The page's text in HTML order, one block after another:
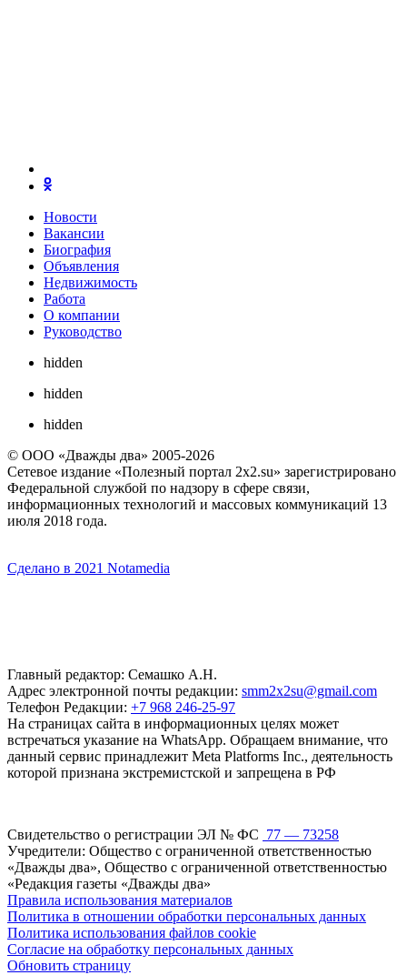
Новости
Вакансии
Биография
Объявления
Недвижимость
Работа
О компании
Руководство
hidden
hidden
hidden
© ООО «Дважды два» 2005-2026
Сетевое издание «Полезный портал 2x2.su» зарегистрировано
Федеральной службой по надзору в сфере связи,
информационных технологий и массовых коммуникаций 13
июля 2018 года.
Сделано в 2021 Notamedia
Главный редактор: Семашко А.Н.
Адрес электронной почты редакции: smm2x2su@gmail.com
Телефон Редакции: +7 968 246-25-97
На страницах сайта в информационных целях может
встречаться указание на WhatsApp. Обращаем внимание, что
данный сервис принадлежит Meta Platforms Inc., деятельность
которой признана экстремистской и запрещена в РФ
Свидетельство о регистрации ЭЛ № ФС 77 — 73258
Учредители: Общество с ограниченной ответственностью
«Дважды два», Общество с ограниченной ответственностью
«Редакция газеты «Дважды два»
Правила использования материалов
Политика в отношении обработки персональных данных
Политика использования файлов cookie
Согласие на обработку персональных данных
Обновить страницу